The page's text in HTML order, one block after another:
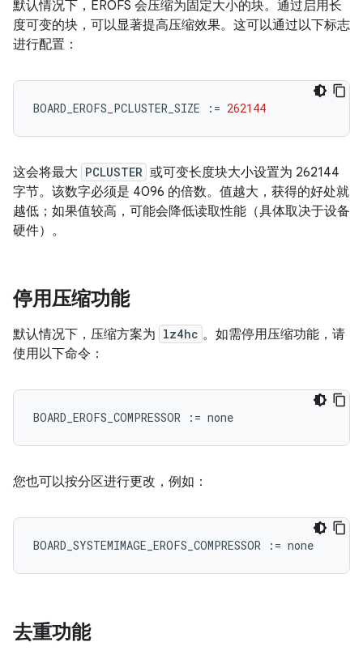
默认情况下，EROFS 会压缩为固定大小的块。通过启用长
度可变的块，可以显著提高压缩效果。这可以通过以下标志
进行配置：
BOARD_EROFS_PCLUSTER_SIZE := 262144
这会将最大 PCLUSTER 或可变长度块大小设置为 262144
字节。该数字必须是 4096 的倍数。值越大，获得的好处就
越低；如果值较高，可能会降低读取性能（具体取决于设备
硬件）。
停用压缩功能
默认情况下，压缩方案为 lz4hc 。如需停用压缩功能，请
使用以下命令：
BOARD_EROFS_COMPRESSOR := none
您也可以按分区进行更改，例如：
BOARD_SYSTEMIMAGE_EROFS_COMPRESSOR := none
去重功能